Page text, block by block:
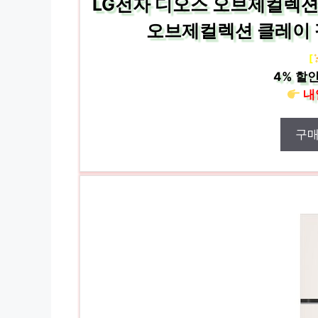
LG전자 디오스 오브제컬렉
오브제컬렉션 클레
[
4%할
구